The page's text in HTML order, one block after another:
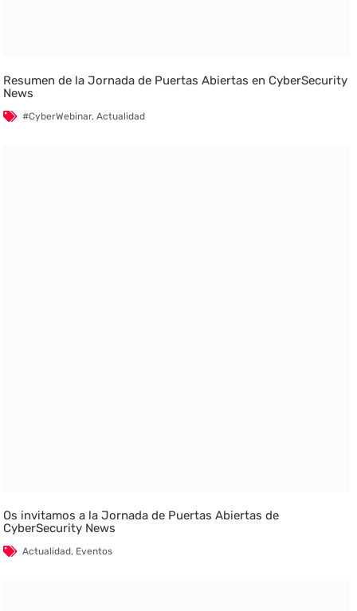
Resumen de la Jornada de Puertas Abiertas en CyberSecurity
News
#CyberWebinar,Actualidad
Os invitamos a la Jornada de Puertas Abiertas de
CyberSecurity News
Actualidad, Eventos